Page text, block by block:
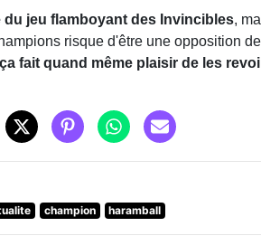
jeu flamboyant des Invincibles,
risque d'être une opposition
fait quand même plaisir de les
champion haramball